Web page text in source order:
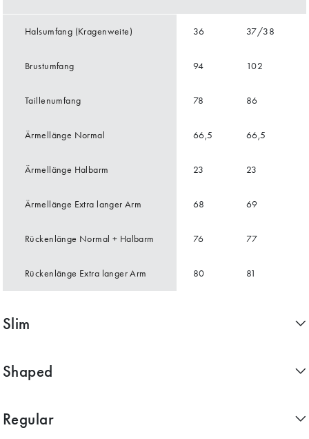
Halsumfang (Kragenweite) 36 37/38
Brustumfang 94 102
Taillenumfang 78 86
Ärmellänge Normal 66,5 66,5
Ärmellänge Halbarm 23 23
Ärmellänge Extra langer Arm 68 69
Rückenlänge Normal + Halbarm 76 77
Rückenlänge Extra langer Arm 80 81
Slim
Shaped
Regular